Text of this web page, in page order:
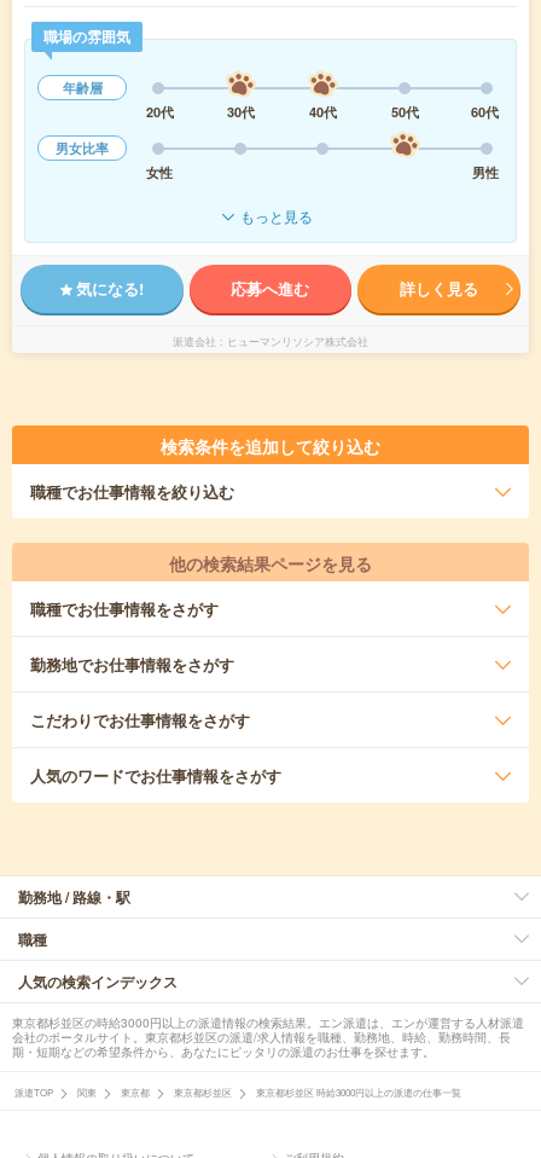
職場の雰囲気
年齢層
20代
30代 40代 50代
60代
男女比率
女性
男性
もっと見る
気になる! 応募へ進む 詳しく見る
派遣会社 ヒューマンリソシア株式会社
検索条件を追加して絞り込む
職種でお仕事情報を絞り込む
他の検索結果ページを見る
職種でお仕事情報をさがす
勤務地でお仕事情報をさがす
こだわりでお仕事情報をさがす
人気のワードでお仕事情報をさがす
勤務地 / 路線・駅
職種
人気の検索インデックス
東京都杉並区の時給3000円以上の派遣情報の検索結果。エン派遣は、エンが運営する人材派遣
会社のポータルサイト。東京都杉並区の派遣/求人情報を職種、勤務地、時給、勤務時間、長
期・短期などの希望条件から、あなたにピッタリの派遣のお仕事を探せます。
派遣TOP 関東 東京都 東京都杉並区 東京都杉並区 時給3000円以上の派遣の仕事一覧